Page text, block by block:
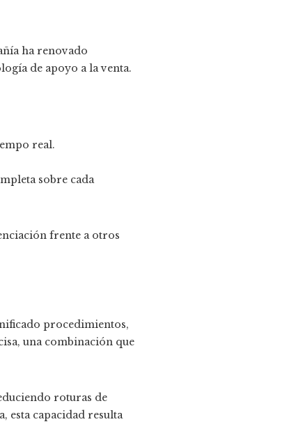
ha renovado
de apoyo a la venta.
real.
sobre cada
frente a otros
procedimientos,
una combinación que
roturas de
esta capacidad resulta